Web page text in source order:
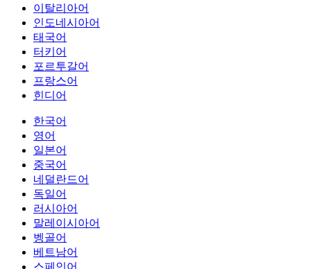
이탈리아어
인도네시아어
태국어
터키어
포르투갈어
프랑스어
힌디어
한국어
영어
일본어
중국어
네덜란드어
독일어
러시아어
말레이시아어
벵골어
베트남어
스페인어